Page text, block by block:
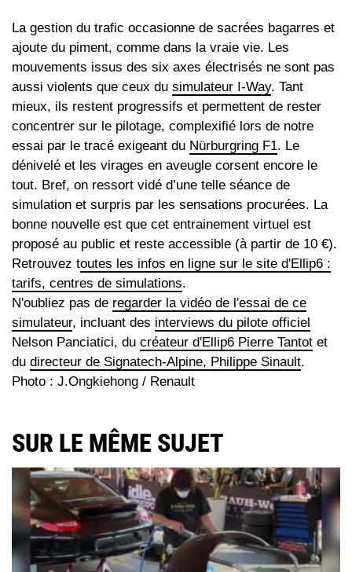
La gestion du trafic occasionne de sacrées bagarres et
ajoute du piment, comme dans la vraie vie. Les
mouvements issus des six axes électrisés ne sont pas
aussi violents que ceux du simulateur I-Way. Tant
mieux, ils restent progressifs et permettent de rester
concentrer sur le pilotage, complexifié lors de notre
essai par le tracé exigeant du Nürburgring F1. Le
dénivelé et les virages en aveugle corsent encore le
tout. Bref, on ressort vidé d’une telle séance de
simulation et surpris par les sensations procurées. La
bonne nouvelle est que cet entrainement virtuel est
proposé au public et reste accessible (à partir de 10 €).
Retrouvez toutes les infos en ligne sur le site d'Ellip6 :
tarifs, centres de simulations.
N'oubliez pas de regarder la vidéo de l'essai de ce
simulateur, incluant des interviews du pilote officiel
Nelson Panciatici, du créateur d'Ellip6 Pierre Tantot et
du directeur de Signatech-Alpine, Philippe Sinault.
Photo : J.Ongkiehong / Renault
SUR LE MÊME SUJET